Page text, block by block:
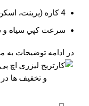
4 کاره (پرينت، اسکن، کپي، فکس)
سرعت کپي سياه و سفيد
در ادامه توضیحات به
و تخفیف ها در